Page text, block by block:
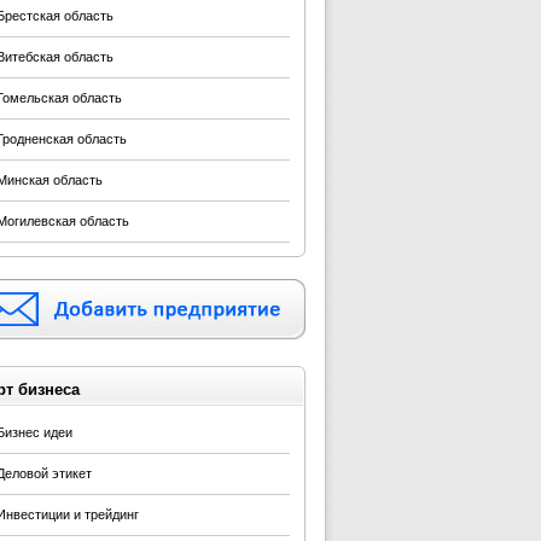
область
область
область
область
область
область
бизнеса
идеи
этикет
и трейдинг